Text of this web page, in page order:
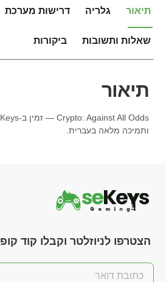
תיאור גלריה דרישות מערכת
שאלות ותשובות ביקורות
תיאור
ותמיכה מלאה בעברית.
הצטרפו לניוזלטר וקבלו קוד